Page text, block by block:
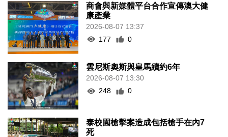
商會與新媒體平台合作宣傳澳大健
康產業
2026-08-07 13:37
177
0
雲尼斯奧斯與皇馬續約6年
2026-08-07 13:30
248
0
泰校園槍擊案造成包括槍手在內7
死